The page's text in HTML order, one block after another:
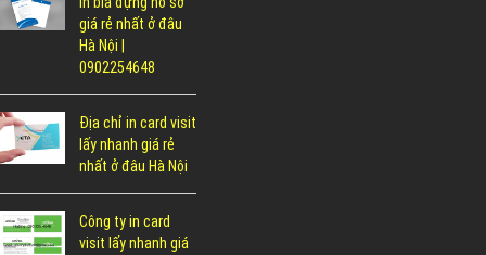
giá rẻ nhất ở đâu
Hà Nội |
0902254648
Địa chỉ in card visit
lấy nhanh giá rẻ
nhất ở đâu Hà Nội
Công ty in card
visit lấy nhanh giá